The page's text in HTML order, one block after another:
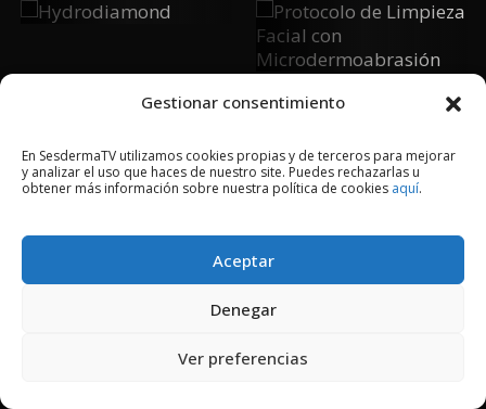
Gestionar consentimiento
En SesdermaTV utilizamos cookies propias y de terceros para mejorar
y analizar el uso que haces de nuestro site. Puedes rechazarlas u
obtener más información sobre nuestra política de cookies aquí.
Aceptar
Denegar
Ver preferencias
Hydrodiamond
Protocolo De
Limpieza Facial Con
2018 © Copyright Sesderma SL
POLÍTICA DE PRIVACIDAD